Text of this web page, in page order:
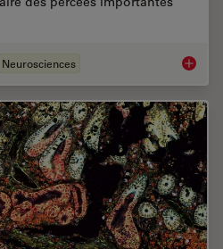
Neurosciences